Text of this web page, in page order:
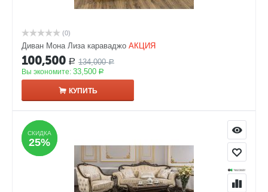
(0)
Диван Мона Лиза караваджо АКЦИЯ
100,500 Р 134,000 Р
Вы экономите: 33,500 Р
КУПИТЬ
СКИДКА
25%
СКИДКА
25%